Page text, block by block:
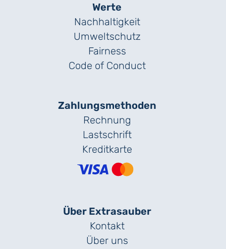
Werte
Nachhaltigkeit
Umweltschutz
Fairness
Code of Conduct
Zahlungs­methoden
Rechnung
Lastschrift
Kreditkarte
Über Extrasauber
Kontakt
Über uns